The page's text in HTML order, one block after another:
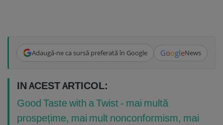
Adaugă-ne ca sursă preferată în Google GoogleNews
IN ACEST ARTICOL:
Good Taste with a Twist - mai multă
prospețime, mai mult nonconformism, mai